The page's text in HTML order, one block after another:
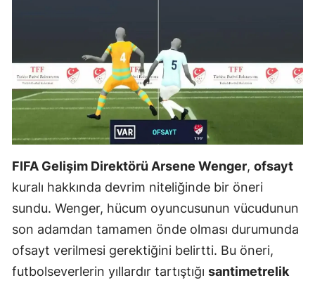
FIFA Gelişim Direktörü Arsene Wenger, ofsayt
kuralı hakkında devrim niteliğinde bir öneri
sundu. Wenger, hücum oyuncusunun vücudunun
son adamdan tamamen önde olması durumunda
ofsayt verilmesi gerektiğini belirtti. Bu öneri,
futbolseverlerin yıllardır tartıştığı santimetrelik